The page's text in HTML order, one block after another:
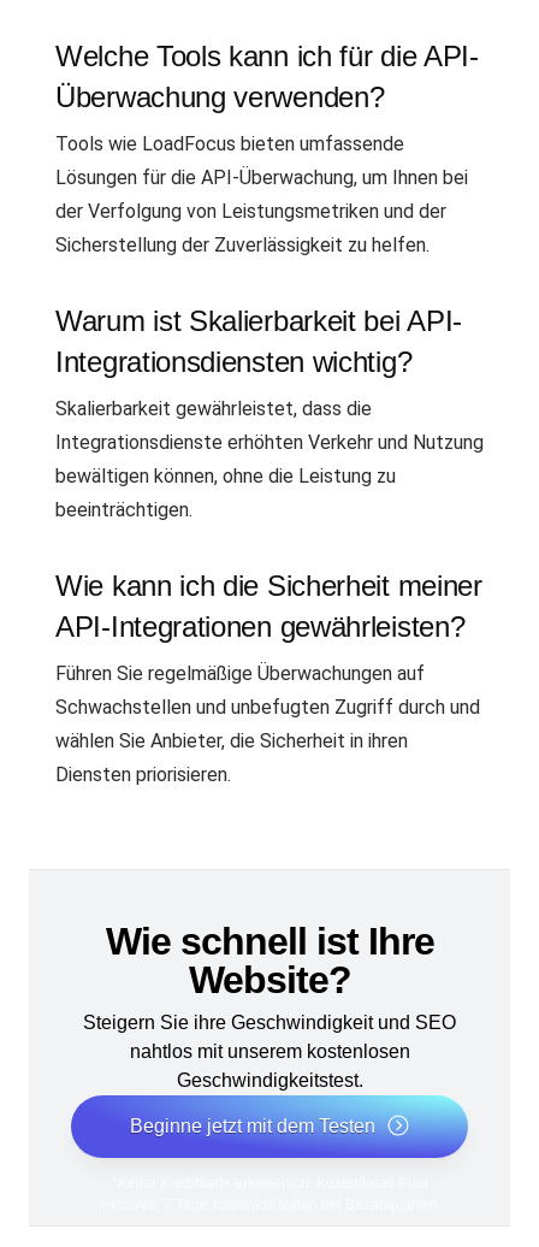
Welche Tools kann ich für die API-
Überwachung verwenden?
Tools wie LoadFocus bieten umfassende
Lösungen für die API-Überwachung, um Ihnen bei
der Verfolgung von Leistungsmetriken und der
Sicherstellung der Zuverlässigkeit zu helfen.
Warum ist Skalierbarkeit bei API-
Integrationsdiensten wichtig?
Skalierbarkeit gewährleistet, dass die
Integrationsdienste erhöhten Verkehr und Nutzung
bewältigen können, ohne die Leistung zu
beeinträchtigen.
Wie kann ich die Sicherheit meiner
API-Integrationen gewährleisten?
Führen Sie regelmäßige Überwachungen auf
Schwachstellen und unbefugten Zugriff durch und
wählen Sie Anbieter, die Sicherheit in ihren
Diensten priorisieren.
Wie schnell ist Ihre
Website?
Steigern Sie ihre Geschwindigkeit und SEO
nahtlos mit unserem kostenlosen
Geschwindigkeitstest.
Beginne jetzt mit dem Testen